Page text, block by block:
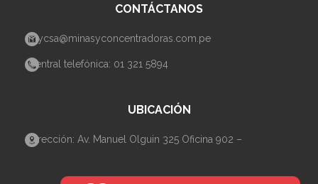
CONTÁCTANOS
mycsa@minasyconcentradoras.com.pe
Central telefónica: 01 321 5894
UBICACIÓN
Dirección: Av. Manuel Olguin 325 Oficina 902 –